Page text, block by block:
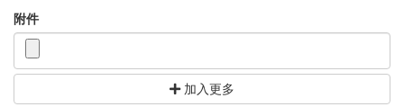
附件
加入更多